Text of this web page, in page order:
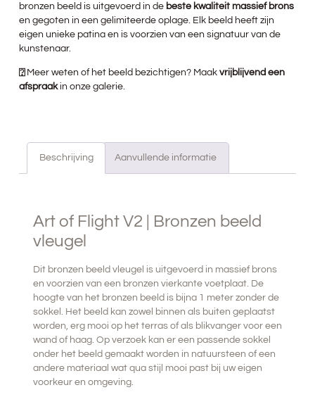
bronzen beeld is uitgevoerd in de beste kwaliteit massief brons
en gegoten in een gelimiteerde oplage. Elk beeld heeft zijn
eigen unieke patina en is voorzien van een signatuur van de
kunstenaar.
⍰Meer weten of het beeld bezichtigen? Maak vrijblijvend een
afspraakin onze galerie.
Beschrijving Aanvullende informatie
Art of Flight V2 | Bronzen beeld
vleugel
Dit bronzen beeld vleugel is uitgevoerd in massief brons
en voorzien van een bronzen vierkante voetplaat. De
hoogte van het bronzen beeld is bijna 1 meter zonder de
sokkel. Het beeld kan zowel binnen als buiten geplaatst
worden, erg mooi op het terras of als blikvanger voor een
wand of haag. Op verzoek kan er een passende sokkel
onder het beeld gemaakt worden in natuursteen of een
andere materiaal wat qua stijl mooi past bij uw eigen
voorkeur en omgeving.